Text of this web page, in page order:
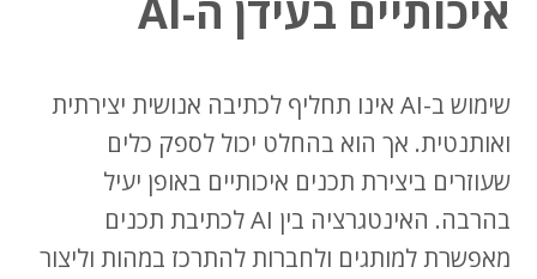
איכותיים בעידן ה-AI
שימוש ב-AI אינו תחליף לכתיבה אנושית יצירתית
ואותנטית. אך הוא בהחלט יכול לספק כלים
שעוזרים ביצירת תכנים איכותיים באופן יעיל
בהרבה. האינטגרציה בין AI לכתיבת תכנים
מאפשרת למותגים ולחברות להתרכז במהות וליצור